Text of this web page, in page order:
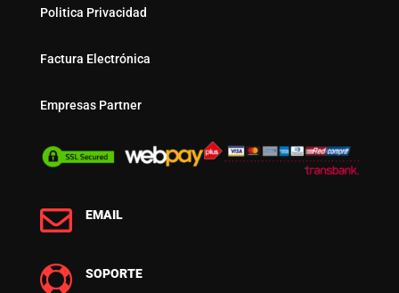
Politica Privacidad
Factura Electrónica
Empresas Partner
 EMAIL
 SOPORTE